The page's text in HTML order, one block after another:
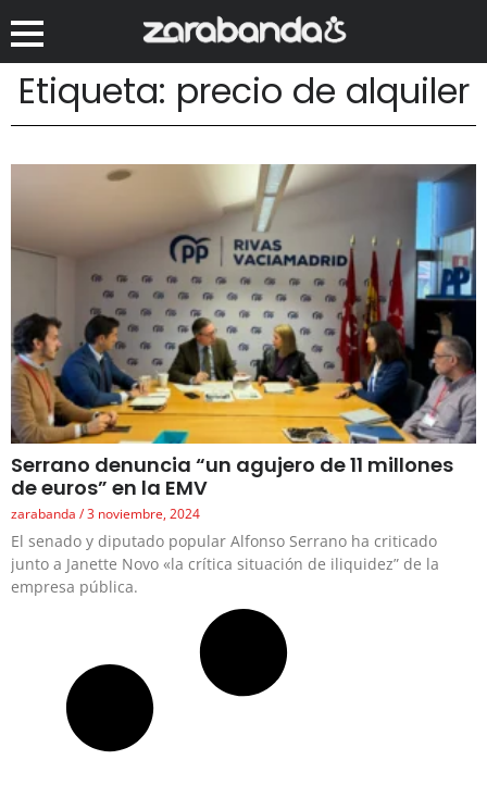
Etiqueta: precio de alquiler
Serrano denuncia “un agujero de 11 millones
de euros” en la EMV
zarabanda 3 noviembre, 2024
El senado y diputado popular Alfonso Serrano ha criticado
junto a Janette Novo «la crítica situación de iliquidez” de la
empresa pública.